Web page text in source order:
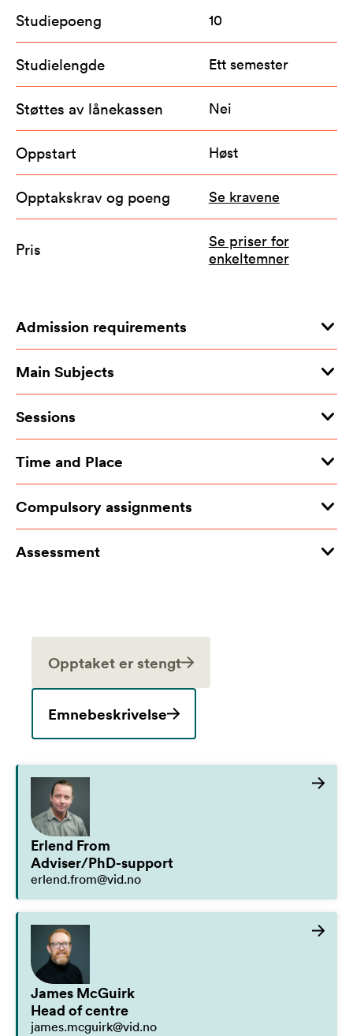
Studiepoeng 10
Studielengde Ett semester
Støttes av lånekassen Nei
Oppstart Høst
Opptakskrav og poeng Se kravene
Pris
Se priser for
enkeltemner
Admission requirements
Main Subjects
Sessions
Time and Place
Compulsory assignments
Assessment
Opptaket er stengt
Emnebeskrivelse
Erlend From
Adviser/PhD-support
erlend.from@vid.no
James McGuirk
Head of centre
james.mcguirk@vid.no